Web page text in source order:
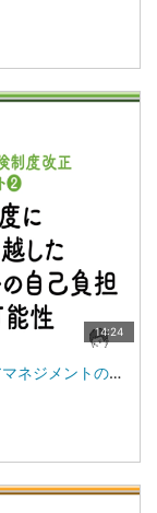
14:24
🎥２．令和9年度に結論を持ち越した「ケアマネジメントの自己負担導入」の可能性